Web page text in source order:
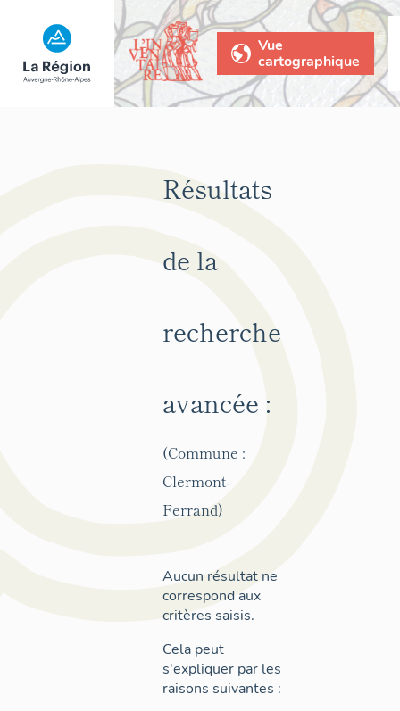
Vue
cartographique
Résultats
de la
recherche
avancée :
(Commune :
Clermont-
Ferrand)
Aucun résultat ne
correspond aux
critères saisis.
Cela peut
s'expliquer par les
raisons suivantes :